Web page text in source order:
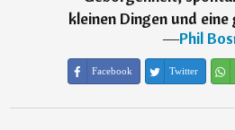
kleinen Dingen und
―Phil
Facebook Twitter